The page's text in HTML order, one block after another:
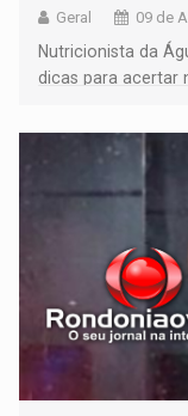
Geral 09 de
Nutricionista da
dicas para acertar